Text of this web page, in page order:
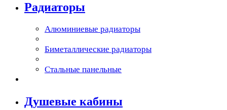
Радиаторы
Алюминиевые радиаторы
Биметаллические радиаторы
Стальные панельные
Душевые кабины